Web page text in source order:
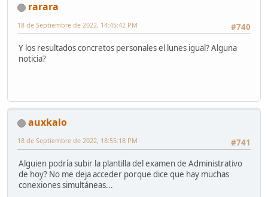
rarara
#740
18 de Septiembre de 2022, 14:45:42 PM
Y los resultados concretos personales el lunes igual? Alguna
noticia?
auxkalo
#741
18 de Septiembre de 2022, 18:55:18 PM
Alguien podría subir la plantilla del examen de Administrativo
de hoy? No me deja acceder porque dice que hay muchas
conexiones simultáneas...